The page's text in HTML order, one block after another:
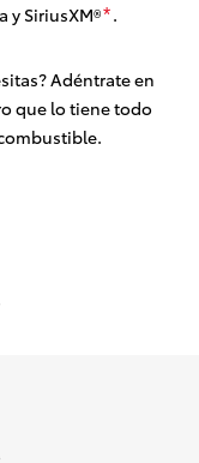
y SiriusXM®*.
Adéntrate en
que lo tiene todo